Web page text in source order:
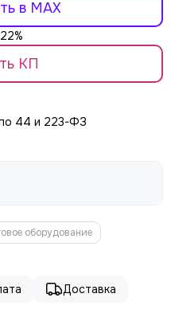
в MAX
КП
по 44 и 223-ФЗ
оборудование
Доставка